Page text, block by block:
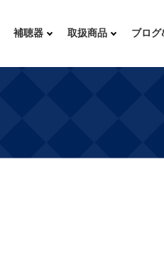
補聴器 取扱商品 ブロ